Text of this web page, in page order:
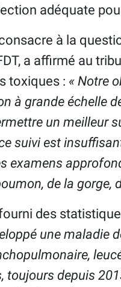
adéquate
à la
a affirmé au
toxiques : « Notre
à grande échelle
un meilleur
suivi est
examens
de la gorge,
des
une maladie
toujours depuis